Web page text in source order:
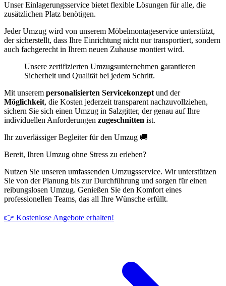
Unser Einlagerungsservice bietet flexible Lösungen für alle, die
zusätzlichen Platz benötigen.
Jeder Umzug wird von unserem Möbelmontageservice unterstützt,
der sicherstellt, dass Ihre Einrichtung nicht nur transportiert, sondern
auch fachgerecht in Ihrem neuen Zuhause montiert wird.
Unsere zertifizierten Umzugsunternehmen garantieren
Sicherheit und Qualität bei jedem Schritt.
Mit unserem personalisierten Servicekonzept und der
Möglichkeit, die Kosten jederzeit transparent nachzuvollziehen,
sichern Sie sich einen Umzug in Salzgitter, der genau auf Ihre
individuellen Anforderungen zugeschnitten ist.
Ihr zuverlässiger Begleiter für den Umzug 🚚
Bereit, Ihren Umzug ohne Stress zu erleben?
Nutzen Sie unseren umfassenden Umzugsservice. Wir unterstützen
Sie von der Planung bis zur Durchführung und sorgen für einen
reibungslosen Umzug. Genießen Sie den Komfort eines
professionellen Teams, das all Ihre Wünsche erfüllt.
👉 Kostenlose Angebote erhalten!